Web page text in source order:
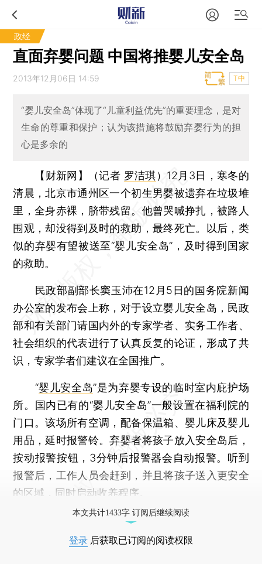
政经
直面弃婴问题 中国将推婴儿安全岛
2013年12月06日 14:59 T中
“婴儿安全岛”体现了“儿童利益优先”的重要理念，是对
生命的尊重和保护；认为该措施将鼓励弃婴行为的担
心是多余的
【财新网】（记者 罗洁琪） 12月3日，寒冬的
清晨，北京市通州区一个初生男婴被遗弃在垃圾堆
里，全身赤裸，脐带残留。他曾哭喊挣扎，被路人
围观，却没得到及时的救助，最终死亡。以后，类
似的弃婴有望被送至“婴儿安全岛”，及时得到国家
的救助。
民政部副部长窦玉沛在12月5日的国务院新闻
办公室的发布会上称，对于设立婴儿安全岛，民政
部和有关部门请国内外的专家学者、实务工作者、
社会组织的代表进行了认真反复的论证，形成了共
识，专家学者们建议在全国推广。
“婴儿安全岛”是为弃婴专设的临时室内庇护场
所。国内已有的“婴儿安全岛”一般设置在福利院的
门口。该场所有空调，配备保温箱、婴儿床及婴儿
用品，延时报警铃。弃婴者将孩子放入安全岛后，
按动报警按钮，3分钟后报警器会自动报警。听到
报警后，工作人员会赶到，并且将孩子送入更安全
的区域，同时启动收养程序。
本文共计1433字 订阅后继续阅读
登录 后获取已订阅的阅读权限